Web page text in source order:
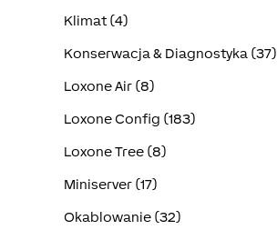
Klimat (4)
Konserwacja & Diagnostyka (37)
Loxone Air (8)
Loxone Config (183)
Loxone Tree (8)
Miniserver (17)
Okablowanie (32)